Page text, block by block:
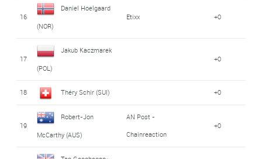
16
Daniel Hoelgaard
(NOR)
Etixx +0
17
Jakub Kaczmarek
(POL)
+0
18 Théry Schir (SUI) +0
19
Robert-Jon
McCarthy (AUS)
AN Post -
Chainreaction
+0